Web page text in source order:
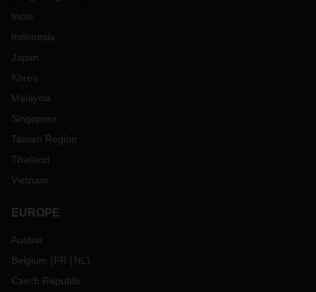
India
Indonesia
Japan
Korea
Malaysia
Singapore
Taiwan Region
Thailand
Vietnam
EUROPE
Austria
Belgium (FR NL )
Czech Republic